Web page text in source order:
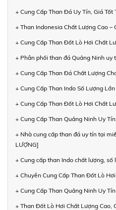
+ Cung Cấp Than Đá Uy Tín, Giá
+ Than Indonesia Chất Lượng Cao –
+ Cung Cấp Than Đốt Lò Hơi Chất
+ Phân phối than đá Quảng Ninh uy
+ Cung Cấp Than Đá Chất Lượng
+ Cung Cấp Than Indo Số Lượng
+ Cung Cấp Than Đốt Lò Hơi Chất
+ Cung Cấp Than Quảng Ninh Uy
+ Nhà cung cấp than đá uy tín tại
LƯỢNG]
+ Cung cấp than Indo chất lượng,
+ Chuyên Cung Cấp Than Đốt Lò
+ Cung Cấp Than Quảng Ninh Uy
+ Than Đốt Lò Hơi Chất Lượng Cao,